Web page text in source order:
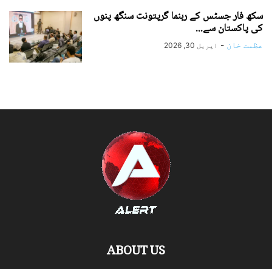
سکھ فار جسٹس کے رہنما گرپتونت سنگھ پنوں
کی پاکستان سے...
عظمت خان - اپریل 30, 2026
ABOUT US